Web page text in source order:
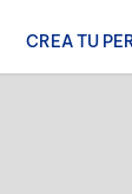
CREA TU